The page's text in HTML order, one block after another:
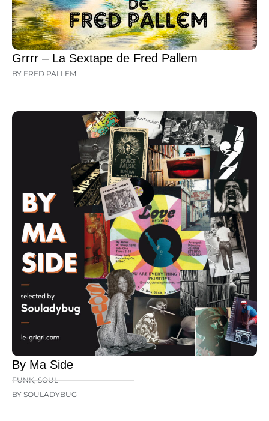
Grrrr – La Sextape de Fred Pallem
BY FRED PALLEM
By Ma Side
FUNK,SOUL
BY SOULADYBUG